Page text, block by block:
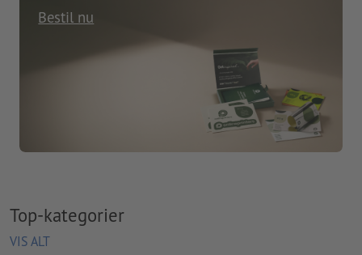
Bestil nu
Top-kategorier
VIS ALT